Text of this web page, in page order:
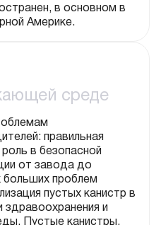
в основном в
Америке.
среде
правильная
в безопасной
от завода до
больших проблем
пустых канистр в
и
Пустые канистры,